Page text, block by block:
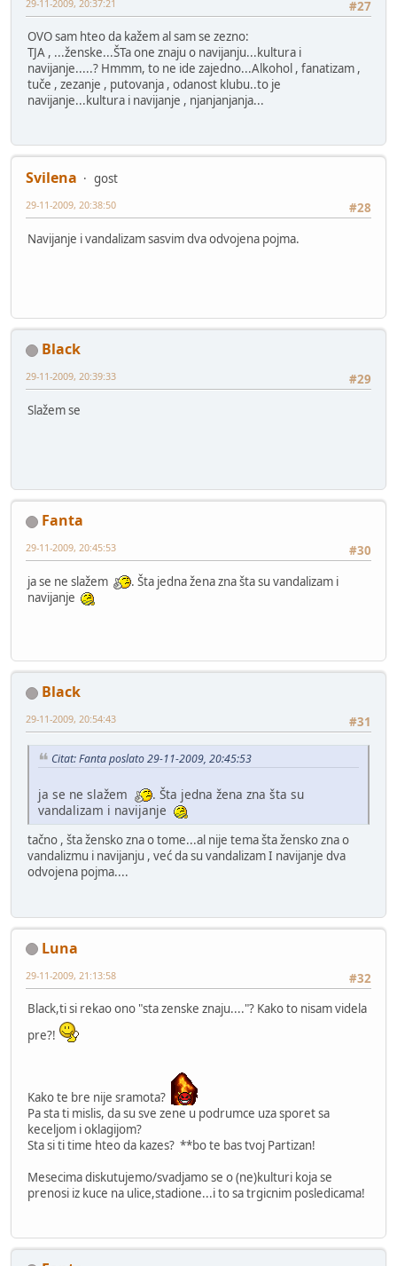
#27
29-11-2009, 20:37:21
OVO sam hteo da kažem al sam se zezno:
TJA , ...ženske...ŠTa one znaju o navijanju...kultura i
navijanje.....? Hmmm, to ne ide zajedno...Alkohol , fanatizam ,
tuče , zezanje , putovanja , odanost klubu..to je
navijanje...kultura i navijanje , njanjanjanja...
Svilena
gost
#28
29-11-2009, 20:38:50
Navijanje i vandalizam sasvim dva odvojena pojma.
Black
#29
29-11-2009, 20:39:33
Slažem se
Fanta
#30
29-11-2009, 20:45:53
ja se ne slažem
. Šta jedna žena zna šta su vandalizam i
navijanje
Black
#31
29-11-2009, 20:54:43
Citat: Fanta poslato 29-11-2009, 20:45:53
ja se ne slažem
. Šta jedna žena zna šta su
vandalizam i navijanje
tačno , šta žensko zna o tome...al nije tema šta žensko zna o
vandalizmu i navijanju , već da su vandalizam I navijanje dva
odvojena pojma....
Luna
#32
29-11-2009, 21:13:58
Black,ti si rekao ono "sta zenske znaju...."? Kako to nisam videla
pre?!
Kako te bre nije sramota?
Pa sta ti mislis, da su sve zene u podrumce uza sporet sa
keceljom i oklagijom?
Sta si ti time hteo da kazes? **bo te bas tvoj Partizan!
Mesecima diskutujemo/svadjamo se o (ne)kulturi koja se
prenosi iz kuce na ulice,stadione...i to sa trgicnim posledicama!